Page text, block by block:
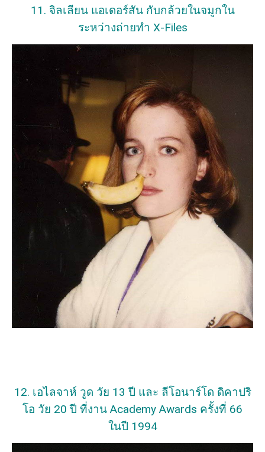
11. จิลเลียน แอเดอร์สัน กับกล้วยในจมูกใน
ระหว่างถ่ายทำ X-Files
12. เอไลจาห์ วูด วัย 13 ปี และ ลีโอนาร์โด ดิคาปริ
โอ วัย 20 ปี ที่งาน Academy Awards ครั้งที่ 66
ในปี 1994